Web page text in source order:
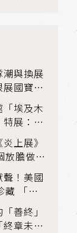
潮與換展
展國寶
隆最愛
埃及木
展：看
上展》
放膽做自
品同步亮
！美國
藏 「古
哥雅」
善終」
章未